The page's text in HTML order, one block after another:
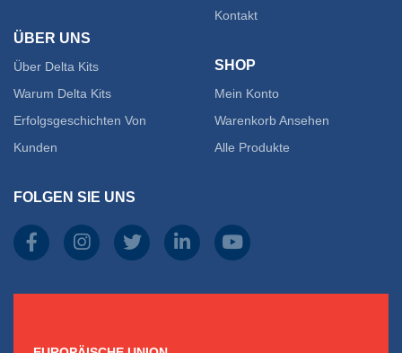
Produktseite
ÜBER UNS
Über Delta Kits
Warum Delta Kits
Erfolgsgeschichten Von
Kunden
Kontakt
SHOP
Mein Konto
Warenkorb Ansehen
Alle Produkte
FOLGEN SIE UNS